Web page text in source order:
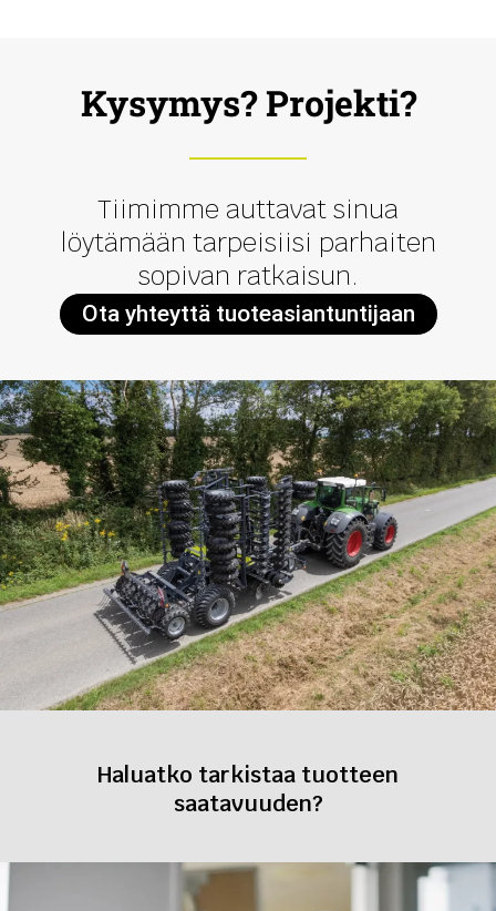
Kysymys? Projekti?
Tiimimme auttavat sinua
löytämään tarpeisiisi parhaiten
sopivan ratkaisun.
Ota yhteyttä tuoteasiantuntijaan
Haluatko tarkistaa tuotteen
saatavuuden?